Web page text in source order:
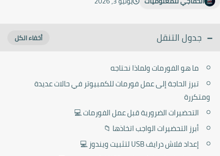
جدول التنقل
ما هو الفورمات ولماذا نحتاجه
تبرز الحاجة إلى عمل فورمات للكمبيوتر في حالات عديدة
ومتكررة
التحضيرات الضرورية قبل عمل الفورمات 💻
أبرز التحضيرات الواجب اتخاذها 📁
إعداد فلاش درايف USB لتثبيت ويندوز 💻